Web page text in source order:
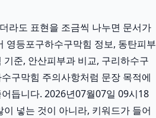
라도 표현을 조금씩 나누면 문서가
영등포구하수구막힘 정보, 동탄피부
준, 안산피부과 비교, 구리하수구
구막힘 주의사항처럼 문장 목적에
듭니다. 2026년07월07일 09시18
넣는 것이 아니라, 키워드가 들어